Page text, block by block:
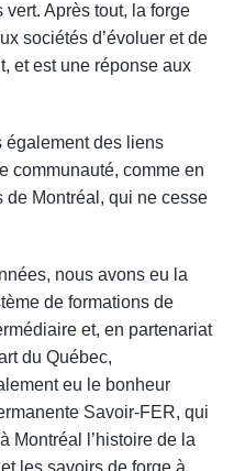
Après tout, la forge
sociétés d’évoluer et de
et est une réponse aux
également des liens
communauté, comme en
Montréal, qui ne cesse
nous avons eu la
de formations de
et, en partenariat
du Québec,
eu le bonheur
Savoir-FER, qui
Montréal l’histoire de la